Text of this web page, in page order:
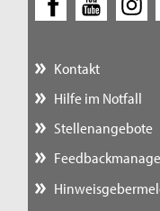
Kontakt
Hilfe im Notfall
Stellenangebote